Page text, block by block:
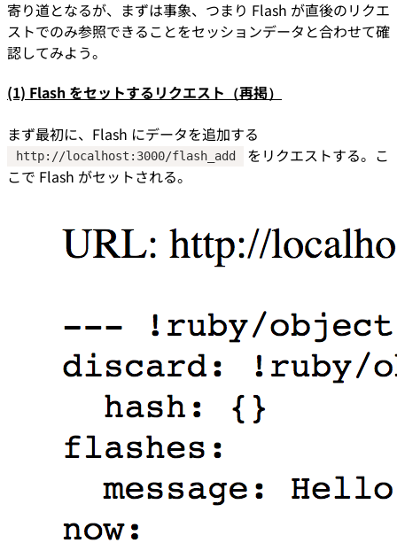
寄り道となるが、まずは事象、つまり Flash が直後のリクエ
ストでのみ参照できることをセッションデータと合わせて確
認してみよう。
(1) Flash をセットするリクエスト（再掲）
まず最初に、Flash にデータを追加する
http://localhost:3000/flash_add
をリクエストする。こ
こで Flash がセットされる。